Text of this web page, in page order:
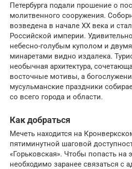
Петербурга подали прошение о
молитвенного сооружения.
возведена в начале XX века и
Российской империи.
небесно-голубым куполом и
минаретами видно издалека.
необычная архитектура,
восточные мотивы, а
мусульманские праздники
со всего города и области.
Как добраться
Мечеть находится на
пятиминутной шаговой
«Горьковская». Чтобы попасть на
необходимо заранее связаться с